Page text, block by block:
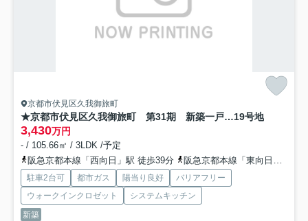
京都市伏見区久我御旅町
★京都市伏見区久我御旅町 第31期 新築一戸建て19号地
3,430万円
- / 105.66㎡ / 3LDK /予定
阪急京都本線「西向日」駅 徒歩39分
阪急京都本線「東向日」駅 徒歩42分
駐車2台可 都市ガス 陽当り良好
バリアフリー
ウォークインクロゼット
システムキッチン
新築